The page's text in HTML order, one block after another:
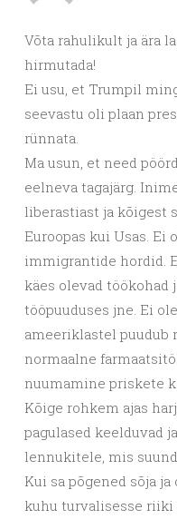
Võta rahulikult ja ära
hirmutada!
Ei usu, et Trumpil
seevastu oli plaan
rünnata.
Ma usun, et need
eelneva tagajärg.
liberastiast ja kõigest
Euroopas kui Usas. Ei
immigrantide hordid.
käes olevad töökohad
tööpuuduses jne. Ei
ameeriklastel puudub
normaalne
nuumamine priskete
Kõige rohkem ajas
pagulased keelduvad
lennukitele, mis
Kui sa põgened sõja
kuhu turvalisesse riiki